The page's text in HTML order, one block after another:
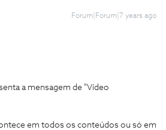
Forum|Forum|7 years ago
a mensagem de "Vídeo
em todos os conteúdos ou só em